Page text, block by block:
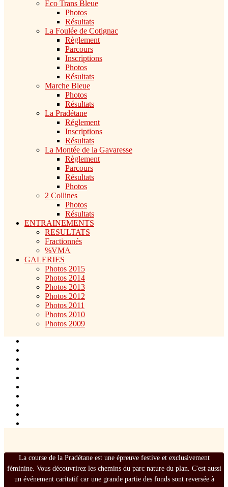
Eco Trans Bleue
Photos
Résultats
La Foulée de Cotignac
Règlement
Parcours
Inscriptions
Photos
Résultats
Marche Bleue
Photos
Résultats
La Pradétane
Réglement
Inscriptions
Résultats
La Montée de la Gavaresse
Règlement
Parcours
Résultats
Photos
2 Collines
Photos
Résultats
ENTRAINEMENTS
RESULTATS
Fractionnés
%VMA
GALERIES
Photos 2015
Photos 2014
Photos 2013
Photos 2012
Photos 2011
Photos 2010
Photos 2009
La course de la Pradétane est une épreuve festive et exclusivement
féminine. Vous découvrirez les chemins du parc nature du plan. C'est aussi
un événement caritatif car une grande partie des fonds sont reversée à